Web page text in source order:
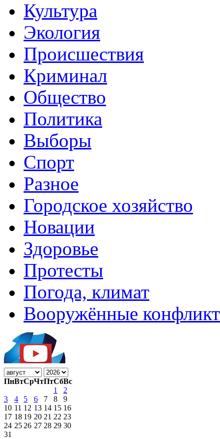
Культура
Экология
Происшествия
Криминал
Общество
Политика
Выборы
Спорт
Разное
Городское хозяйство
Новации
Здоровье
Протесты
Погода, климат
Вооружённые
ПнВтСрЧтПтСбВс
1
2
3
4 5 6 7 8
9
10 11 12 13 14 15 16
17 18 19 20 21 22 23
24 25 26 27 28 29 30
31